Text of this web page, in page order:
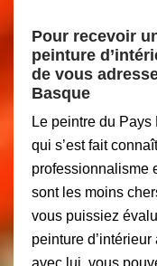
Pour recevoir
peinture
de vous
Basque
Le peintre du Pays
qui s’est fait
professionnalisme
sont les moins
vous puissiez
peinture
avec lui, vous